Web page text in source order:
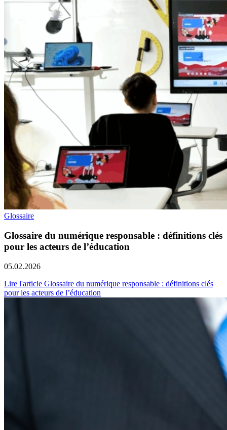
Glossaire
Glossaire du numérique responsable : définitions clés
pour les acteurs de l’éducation
05.02.2026
Lire l'article Glossaire du numérique responsable : définitions clés
pour les acteurs de l’éducation